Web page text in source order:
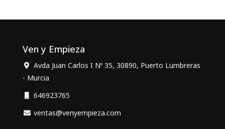
Ven y Empieza
Avda Juan Carlos I Nº 35, 30890, Puerto Lumbreras
- Murcia
646923765
ventas@venyempieza.com